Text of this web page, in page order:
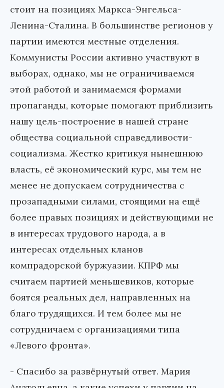
стоит на позициях Маркса-Энгельса-
Ленина-Сталина. В большинстве регионов у
партии имеются местные отделения.
Коммунисты России активно участвуют в
выборах, однако, мы не ограничиваемся
этой работой и занимаемся формами
пропаганды, которые помогают приблизить
нашу цель-построение в нашей стране
общества социальной справедливости-
социализма. Жестко критикуя нынешнюю
власть, её экономический курс, мы тем не
менее не допускаем сотрудничества с
прозападными силами, стоящими на ещё
более правых позициях и действующими не
в интересах трудового народа, а в
интересах отдельных кланов
компрадорской буржуазии. КПРФ мы
считаем партией меньшевиков, которые
боятся реальных дел, направленных на
благо трудящихся. И тем более мы не
сотрудничаем с организациями типа
«Левого фронта».
- Спасибо за развёрнутый ответ. Мария